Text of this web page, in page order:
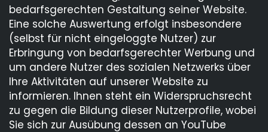
bedarfsgerechten Gestaltung seiner Website.
Eine solche Auswertung erfolgt insbesondere
(selbst für nicht eingeloggte Nutzer) zur
Erbringung von bedarfsgerechter Werbung und
um andere Nutzer des sozialen Netzwerks über
Ihre Aktivitäten auf unserer Website zu
informieren. Ihnen steht ein Widerspruchsrecht
zu gegen die Bildung dieser Nutzerprofile, wobei
Sie sich zur Ausübung dessen an YouTube